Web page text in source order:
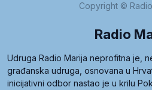
Copyright ©
Radio
Udruga Radio Marija neprofitna je,
građanska udruga, osnovana u
inicijativni odbor nastao je u krilu